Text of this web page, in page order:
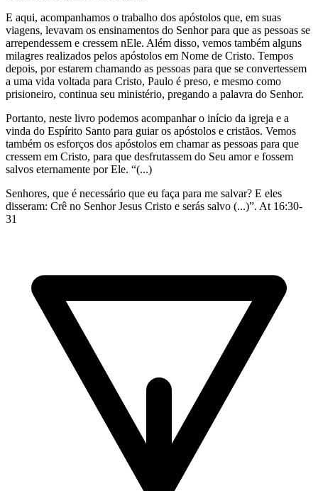
E aqui, acompanhamos o trabalho dos apóstolos que, em suas
viagens, levavam os ensinamentos do Senhor para que as pessoas se
arrependessem e cressem nEle. Além disso, vemos também alguns
milagres realizados pelos apóstolos em Nome de Cristo. Tempos
depois, por estarem chamando as pessoas para que se convertessem
a uma vida voltada para Cristo, Paulo é preso, e mesmo como
prisioneiro, continua seu ministério, pregando a palavra do Senhor.
Portanto, neste livro podemos acompanhar o início da igreja e a
vinda do Espírito Santo para guiar os apóstolos e cristãos. Vemos
também os esforços dos apóstolos em chamar as pessoas para que
cressem em Cristo, para que desfrutassem do Seu amor e fossem
salvos eternamente por Ele. “(...)
Senhores, que é necessário que eu faça para me salvar? E eles
disseram: Crê no Senhor Jesus Cristo e serás salvo (...)”. At 16:30-
31